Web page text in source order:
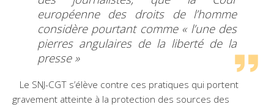
européenne des droits de l’homme
considère pourtant comme « l’une des
pierres angulaires de la liberté de la
presse »
Le SNJ-CGT s’élève contre ces pratiques qui portent
gravement atteinte à la protection des sources des